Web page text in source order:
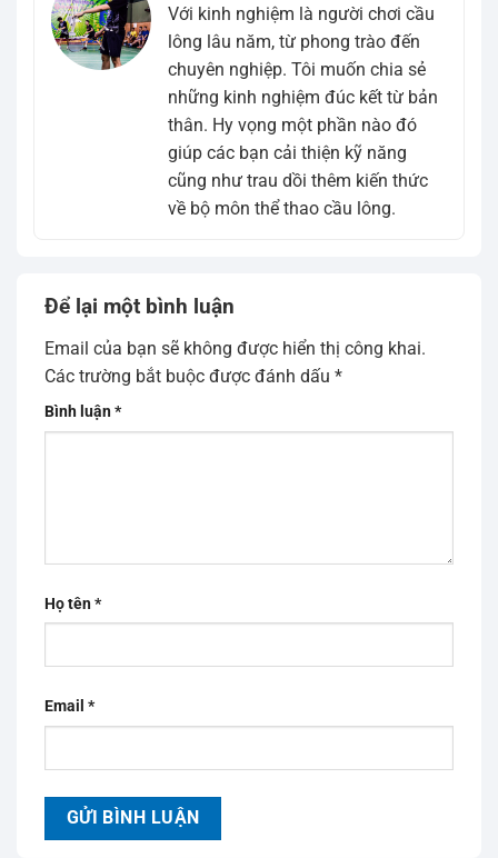
Với kinh nghiệm là người chơi cầu
lông lâu năm, từ phong trào đến
chuyên nghiệp. Tôi muốn chia sẻ
những kinh nghiệm đúc kết từ bản
thân. Hy vọng một phần nào đó
giúp các bạn cải thiện kỹ năng
cũng như trau dồi thêm kiến thức
về bộ môn thể thao cầu lông.
Để lại một bình luận
Email của bạn sẽ không được hiển thị công khai.
Các trường bắt buộc được đánh dấu *
Bình luận*
Họ tên*
Email *